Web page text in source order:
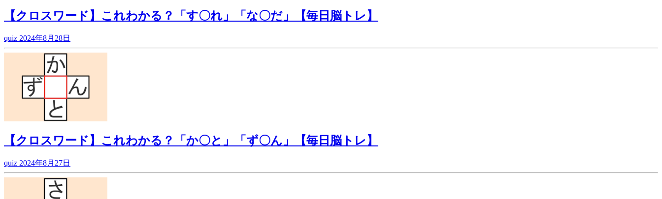
【クロスワード】これわかる？「す〇れ」「な〇だ」【毎日脳トレ】
quiz 2024年8月28日
【クロスワード】これわかる？「か〇と」「ず〇ん」【毎日脳トレ】
quiz 2024年8月27日